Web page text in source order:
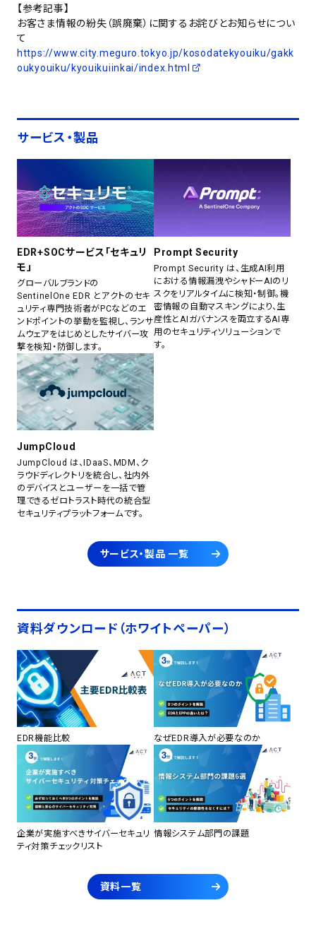
【参考記事】
お客さま情報の紛失（誤廃棄）に関するお詫びとお知らせについ
て
https://www.city.meguro.tokyo.jp/kosodatekyouiku/gakk
oukyouiku/kyouikuiinkai/index.html
サービス・製品
EDR+SOCサービス「セキュリ
モ」
グローバルブランドの
SentinelOne EDR とアクトのセキ
ュリティ専門技術者がPCなどのエ
ンドポイントの挙動を監視し、ランサ
ムウェアをはじめとしたサイバー攻
撃を検知・防御します。
Prompt Security
Prompt Security は、生成AI利用
における情報漏洩やシャドーAIのリ
スクをリアルタイムに検知・制御。機
密情報の自動マスキングにより、生
産性とAIガバナンスを両立するAI専
用のセキュリティソリューションで
す。
JumpCloud
JumpCloud は、IDaaS、MDM、ク
ラウドディレクトリを統合し、社内外
のデバイスとユーザーを一括で管
理できるゼロトラスト時代の統合型
セキュリティプラットフォームです。
サービス・製品 一覧
資料ダウンロード（ホワイトペーパー）
EDR機能比較 なぜEDR導入が必要なのか
企業が実施すべきサイバーセキュリ
ティ対策チェックリスト
情報システム部門の課題
資料一覧